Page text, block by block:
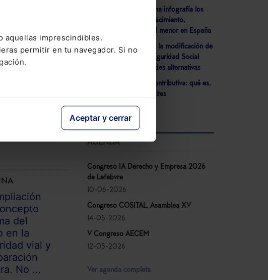
aquellas imprescindibles.
permitir en tu navegador. Si no
Aceptar y cerrar
del
en la
vial y
No ...
- Lefebvre detalla en una infografía los
nuevos permisos por nacimiento,
adopción y cuidado del menor en España
- El Congreso aprueba la modificación de
la Ley General de la Seguridad Social
relativa a las mutualidades alternativas
- Jubilación ordinaria contributiva: qué es,
requisitos, cuantía y límites
AGENDA
Congreso IA Derecho y Empresa 2026
de Lefebvre
10-06-2026
Congreso COSITAL. Asamblea XV
14-05-2026
V Congreso AECEM
12-05-2026
Ver agenda completa